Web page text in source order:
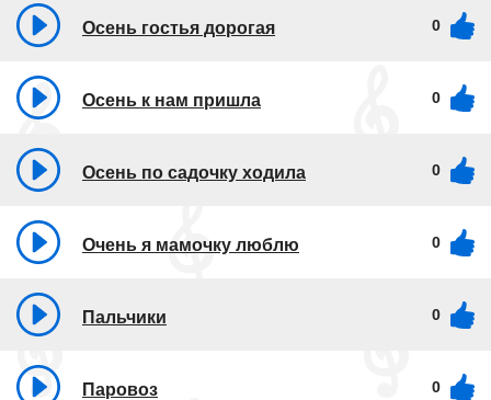
Осень гостья дорогая 0
Осень к нам пришла 0
Осень по садочку ходила 0
Очень я мамочку люблю 0
Пальчики 0
Паровоз 0